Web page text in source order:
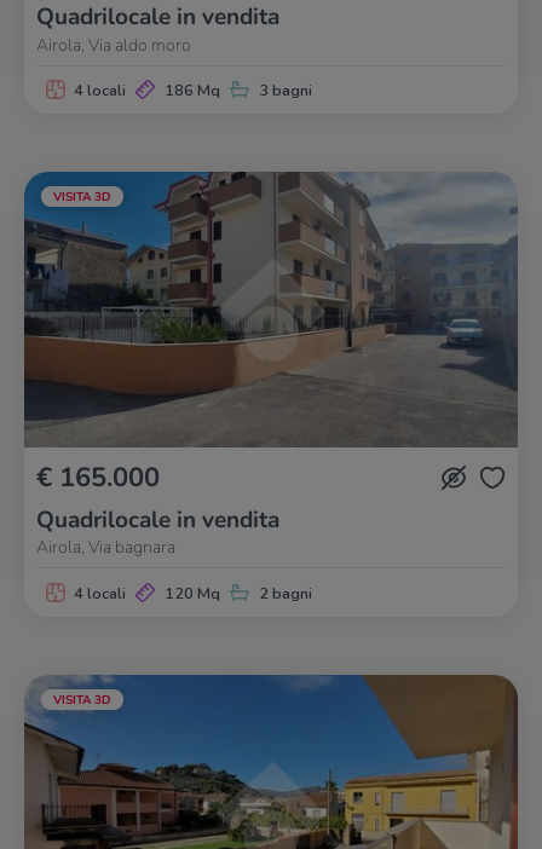
Quadrilocale in vendita
Airola, Via aldo moro
4 locali 186 Mq 3 bagni
VISITA 3D
€ 165.000
Quadrilocale in vendita
Airola, Via bagnara
4 locali 120 Mq 2 bagni
VISITA 3D